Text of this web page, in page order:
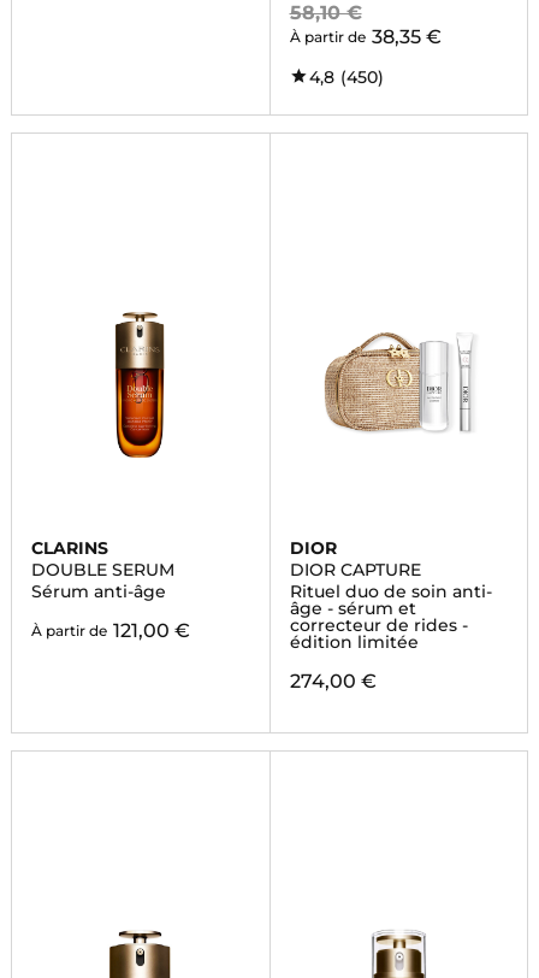
58,10 €
À partir de 38,35 €
4,8 (450)
CLARINS
DOUBLE SERUM
Sérum anti-âge
À partir de 121,00 €
DIOR
DIOR CAPTURE
Rituel duo de soin anti-
âge - sérum et
correcteur de rides -
édition limitée
274,00 €